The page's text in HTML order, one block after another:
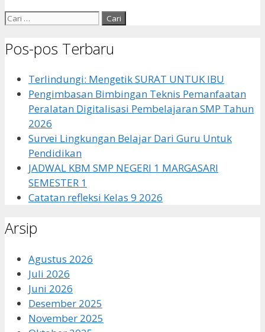
Cari
Pos-pos Terbaru
Terlindungi: Mengetik SURAT UNTUK IBU
Pengimbasan Bimbingan Teknis Pemanfaatan
Peralatan Digitalisasi Pembelajaran SMP Tahun
2026
Survei Lingkungan Belajar Dari Guru Untuk
Pendidikan
JADWAL KBM SMP NEGERI 1 MARGASARI
SEMESTER 1
Catatan refleksi Kelas 9 2026
Arsip
Agustus 2026
Juli 2026
Juni 2026
Desember 2025
November 2025